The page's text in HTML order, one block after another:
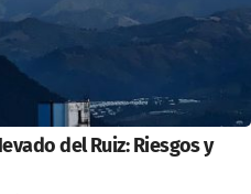
del Ruiz: Riesgos y